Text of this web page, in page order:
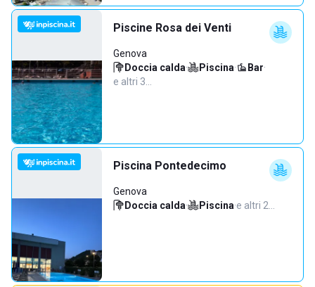
Piscine Rosa dei Venti
Genova
Doccia calda· Piscina· Bar·
e altri 3…
Piscina Pontedecimo
Genova
Doccia calda· Piscina·e altri 2…